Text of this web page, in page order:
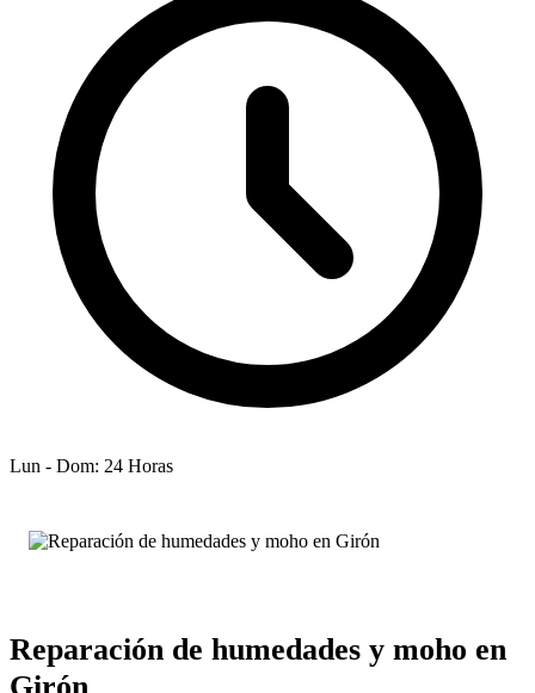
Lun - Dom: 24 Horas
Reparación de humedades y moho en